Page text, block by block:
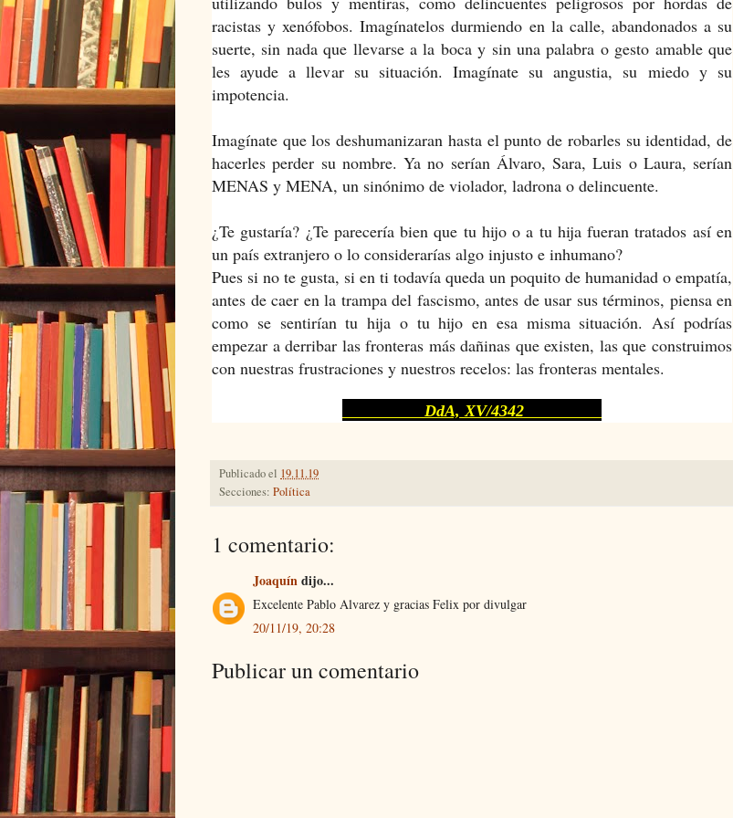
racistas y xenófobos. Imagínatelos durmiendo en la calle, abandonados a su
suerte, sin nada que llevarse a la boca y sin una palabra o gesto amable que
les ayude a llevar su situación. Imagínate su angustia, su miedo y su
impotencia.
Imagínate que los deshumanizaran hasta el punto de robarles su identidad, de
hacerles perder su nombre. Ya no serían Álvaro, Sara, Luis o Laura, serían
MENAS y MENA, un sinónimo de violador, ladrona o delincuente.
¿Te gustaría? ¿Te parecería bien que tu hijo o a tu hija fueran tratados así en
un país extranjero o lo considerarías algo injusto e inhumano?
Pues si no te gusta, si en ti todavía queda un poquito de humanidad o empatía,
antes de caer en la trampa del fascismo, antes de usar sus términos, piensa en
como se sentirían tu hija o tu hijo en esa misma situación. Así podrías
empezar a derribar las fronteras más dañinas que existen, las que construimos
con nuestras frustraciones y nuestros recelos: las fronteras mentales.
DdA, XV/4342
Publicado el 19.11.19
Secciones: Política
1 comentario:
Joaquíndijo...
Excelente Pablo Alvarez y gracias Felix por divulgar
20/11/19, 20:28
Publicar un comentario